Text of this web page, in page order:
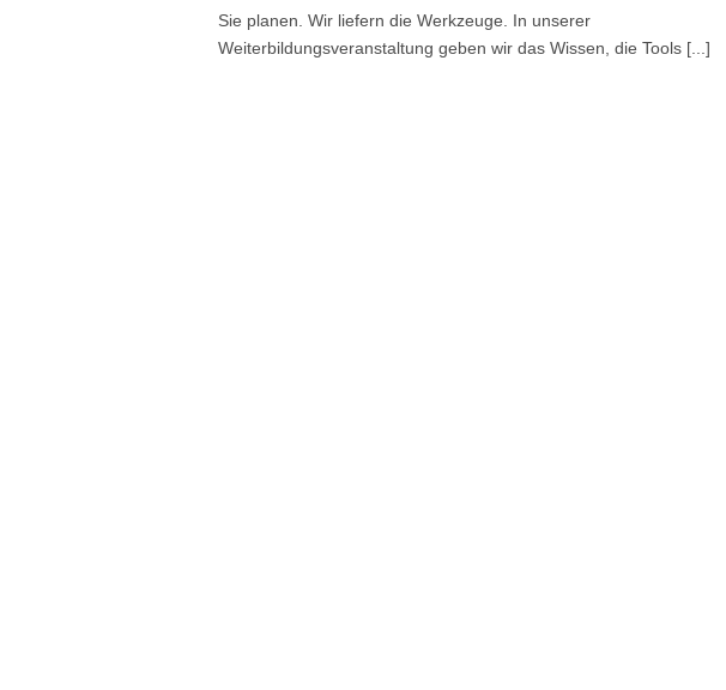
Sie planen. Wir liefern die Werkzeuge. In unserer
Weiterbildungsveranstaltung geben wir das Wissen, die Tools [...]